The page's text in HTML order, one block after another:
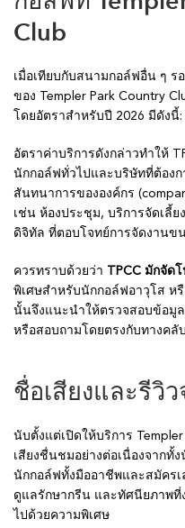
Club
เมื่อเทียบกับสนามกอล์ฟอื่น ๆ ร
ของ Templer Park Country
โดยอัตราสำหรับปี 2026 มีดังนี้:
อัตราค่าบริการดังกล่าวทำให้
นักกอล์ฟทั่วไปและบริษัทที่ต้อง
สันทนาการขององค์กร
เช่น ห้องประชุม, บริการจัดเลี้
ดิจิทัล ที่ตอบโจทย์การจัดงานข
ควรทราบด้วยว่า TPCC มักจัด
พิเศษสำหรับนักกอล์ฟอาวุโส ห
นั้นจึงแนะนำให้ตรวจสอบข้อมู
หรือสอบถามโดยตรงกับทางคลั
ชื่อเสียงและรีวิ
นับตั้งแต่เปิดให้บริการ
เสียงชื่นชมอย่างต่อเนื่องจากทั้
นักกอล์ฟทั้งมืออาชีพและสมัคร
ดูแลรักษากรีน และทัศนียภาพที่
ไปด้วยความพิเศษ